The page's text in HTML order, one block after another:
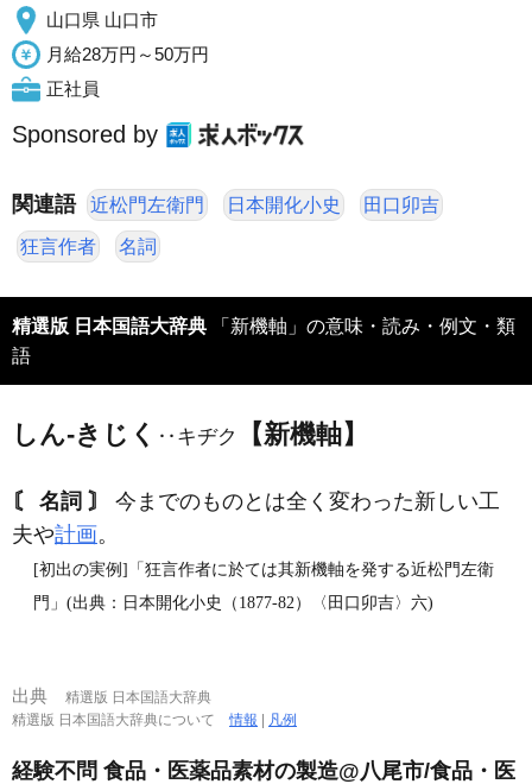
山口県 山口市
月給28万円～50万円
正社員
Sponsored by
関連語 近松門左衛門 日本開化小史 田口卯吉
狂言作者 名詞
精選版 日本国語大辞典 「新機軸」の意味・読み・例文・類
語
しん‐きじく ‥キヂク 【新機軸】
〘 名詞 〙
今までのものとは全く変わった新しい工
夫や計画。
[初出の実例]「狂言作者に於ては其新機軸を発する近松門左衛
門」(出典：日本開化小史（1877‐82）〈田口卯吉〉六)
出典
精選版 日本国語大辞典
精選版 日本国語大辞典について情報 | 凡例
経験不問 食品・医薬品素材の製造@八尾市/食品・医